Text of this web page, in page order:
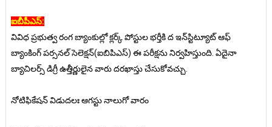
ఐబీపీఎస్:
వివిధ ప్రభుత్వ రంగ బ్యాంకుల్లో క్లర్క్‌ పోస్టుల భర్తీకి ద ఇన్‌స్టిట్యూట్‌ ఆఫ్‌
బ్యాంకింగ్‌ పర్సనల్‌ సెలెక్షన్‌(ఐబిపిఎస్‌) ఈ పరీక్షను నిర్వహిస్తుంది. ఏదైనా
బ్యాచిలర్స్‌ డిగ్రీ ఉత్తీర్ణులైన వారు దరఖాస్తు చేసుకోవచ్చు.
నోటిఫికేషన్‌ విడుదలః ఆగస్టు నాలుగో వారం